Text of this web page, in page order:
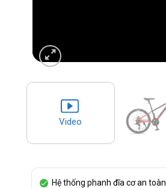
Video
Hệ thống phanh đĩa cơ an toàn